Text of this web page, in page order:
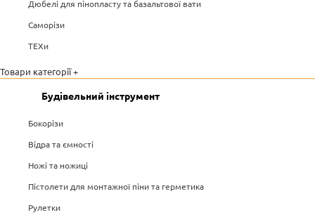
Дюбелі для пінопласту та базальтової вати
Саморізи
ТЕХи
Товари категорії +
Будівельний інструмент
Бокорізи
Відра та ємності
Ножі та ножиці
Пістолети для монтажної піни та герметика
Рулетки